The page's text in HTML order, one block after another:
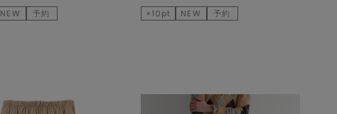
NEW 予約 ×10pt NEW 予約